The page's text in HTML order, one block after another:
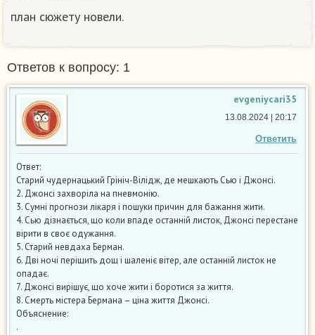
план сюжету новели. ​
Ответов к вопросу: 1
evgeniycari35
Ответить
13.08.2024 | 20:17
Ответ:
Старий чудернацький Грініч-Вілідж, де мешкають Сью і Джонсі.
2. Джонсі захворіла на пневмонію.
3. Сумні прогнози лікаря і пошуки причин для бажання жити.
4. Сью дізнається, що коли впаде останній листок, Джонсі перестане
вірити в своє одужання.
5. Старий невдаха Берман.
6. Дві ночі періщить дощ і шаленіє вітер, але останній листок не
опадає.
7. Джонсі вирішує, що хоче жити і боротися за життя.
8. Смерть містера Бермана – ціна життя Джонсі.
Объяснение:
.